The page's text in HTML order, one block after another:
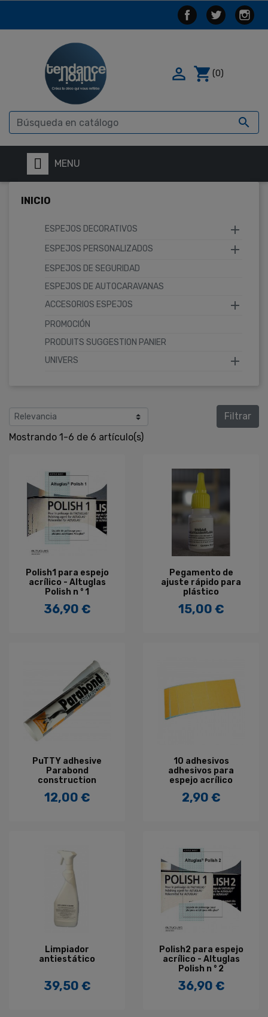

 shopping_cart (0)
MENU
INICIO
ESPEJOS DECORATIVOS 
ESPEJOS PERSONALIZADOS 
ESPEJOS DE SEGURIDAD
ESPEJOS DE AUTOCARAVANAS
ACCESORIOS ESPEJOS

PROMOCIÓN
PRODUITS SUGGESTION PANIER
UNIVERS

Filtrar
Mostrando 1-6 de 6 artículo(s)
Polish1 para espejo
acrílico - Altuglas
Polish n ° 1
Precio
36,90 €
Pegamento de
ajuste rápido para
plástico
Precio
15,00 €
PuTTY adhesive
Parabond
construction
Precio
12,00 €
10 adhesivos
adhesivos para
espejo acrílico
Precio
2,90 €
Limpiador
antiestático
Precio
39,50 €
Polish2 para espejo
acrílico - Altuglas
Polish n ° 2
Precio
36,90 €